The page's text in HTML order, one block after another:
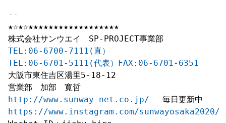
--
★☆★☆★★★★★★★★★★★★★★★★★★
TEL:06-6700-7111(直）
TEL:06-6701-5111(代表）FAX:06-6701-6351
大阪市東住吉区湯里5-18-12
http://www.sunway-net.co.jp/
https://www.instagram.com/sunwayosaka2020/